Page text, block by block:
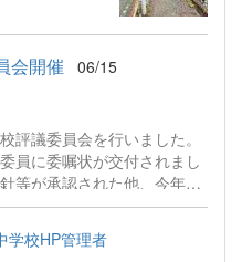
き、本校学校
委員にも出席
る路側帯のラ
点検し、関係
会開催
06/15
評議委員会を行いました。
員に委嘱状が交付されまし
等が承認された他、今年
ティアについて熟議されま
容をもとに、学校支援ボラ
し、保護者や地域の方々に
学校HP管理者